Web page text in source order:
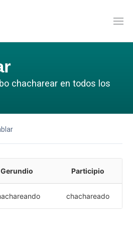
chacharear en todos los
Gerundio Participio
chachareado